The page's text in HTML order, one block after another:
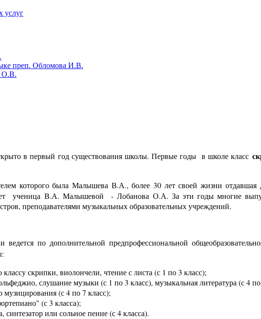
услуг
преп. Обломова И.В.
О.В.
в первый год существования школы. Первые годы в школе класс
которого была Малышева В.А., более 30 лет своей жизни отдавшая
ученица В.А. Малышевой - Лобанова О.А. За эти годы многие
преподавателями музыкальных образовательных учреждений.
ведетсяпо дополнительной предпрофессиональной
скрипки, виолончели, чтение с листа (с 1 по 3 класс);
слушание музыки (с 1 по 3 класс), музыкальная литература (с 4
музицирования (с 4 по 7 класс);
(с 3 класса);
или сольное пение (с 4 класса).